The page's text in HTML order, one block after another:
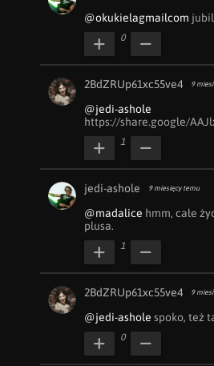
@okukielagmailcom
0
2BdZRUp61xc55ve4 9
@jedi-ashole
https://share.google/
1
jedi-ashole 9 miesięcy temu
@madalice hmm, całe
plusa.
1
2BdZRUp61xc55ve4 9
@jedi-ashole spoko, też
0